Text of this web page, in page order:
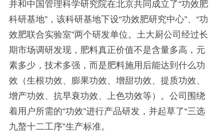
并和中国管理科学研究院在北京共同成立了“功效肥
科研基地”，该科研基地下设“功效肥研究中心”、“功
效肥联合实验室”两个研发单位。土大厨公司经过长
期市场调研发现，肥料真正价值不是含量多高，元
素多少，技术多强，而是肥料施用后能达到什么功
效（生根功效、膨果功效、增甜功效、提质功效、
增产功效、抗早衰功效、上色功效等）。公司围绕
着用户所需的“功效”进行产品研发，并起草了“三选
九螯十二工序”生产标准。